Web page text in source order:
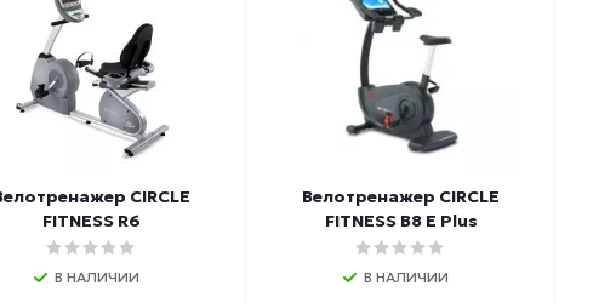
CIRCLE
FITNESS R6
В НАЛИЧИИ
Велотренажер CIRCLE
FITNESS B8 E Plus
В НАЛИЧИИ